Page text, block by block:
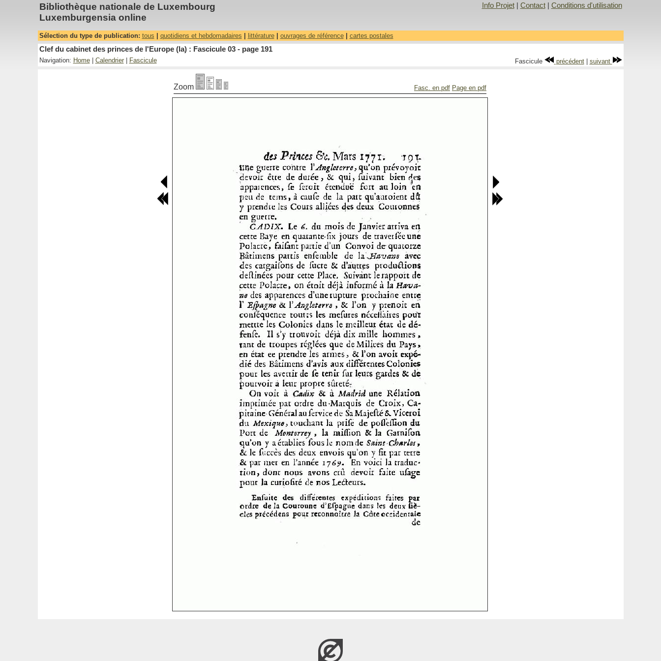
Bibliothèque nationale de Luxembourg
Luxemburgensia online
Info Projet| Contact| Conditions d'utilisation
Sélection du type de publication: tous quotidiens et hebdomadaires littérature| ouvrages de référence| cartes postales
Clef du cabinet des princes de l'Europe (la) : Fascicule 03 - page 191
Navigation: Home| Calendrier| Fascicule Fascicule précédent| suivant
Zoom Fasc. en pdf Page en pdf